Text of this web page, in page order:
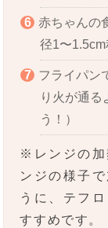
赤ちゃんの
径1〜1.5cm
フライパン
り火が通る
う！）
※レンジの加
ンジの様子
うに、テフ
すすめです。